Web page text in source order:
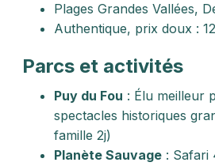
Plages Grandes Vallées,
Authentique, prix doux :
Parcs et activités
Puy du Fou : Élu meilleur
spectacles historiques
famille 2j)
Planète Sauvage : Safari